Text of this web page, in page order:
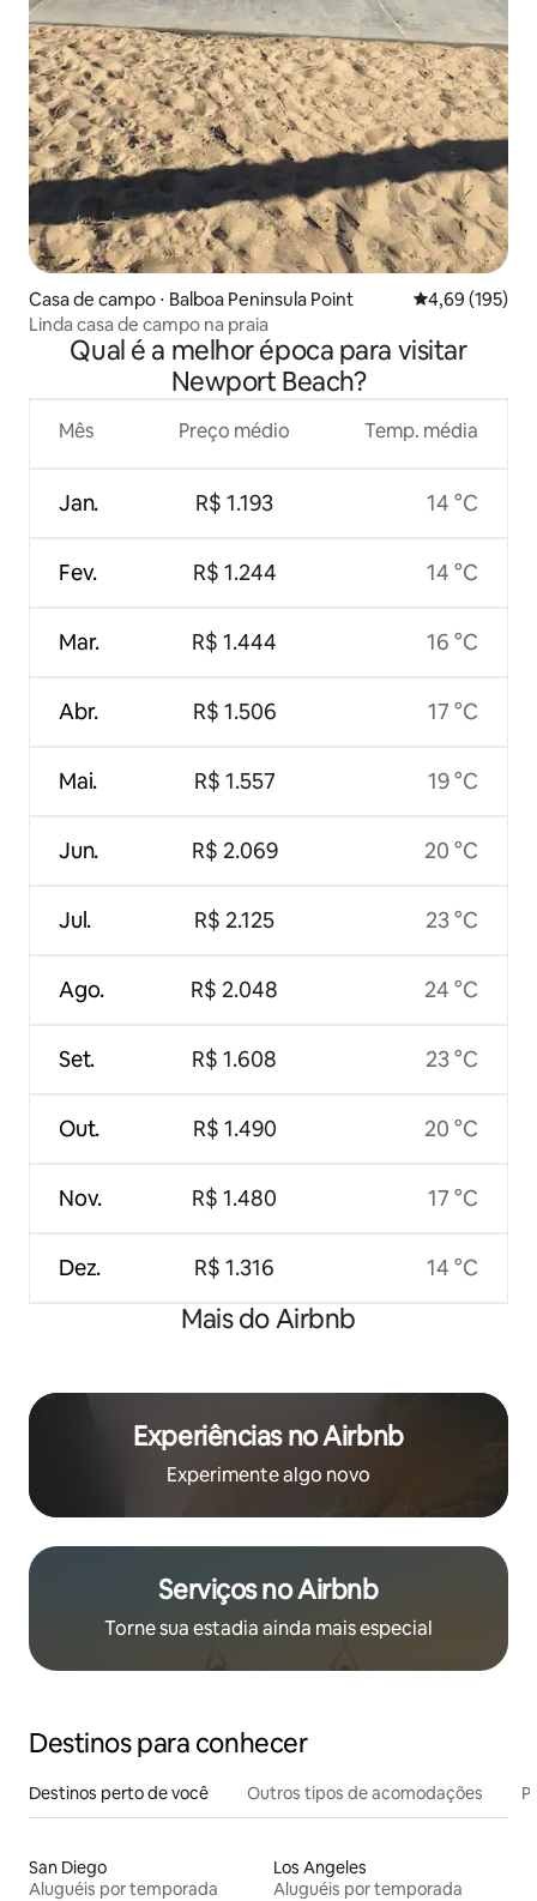
Casa de campo ⋅ Balboa Peninsula Point 4,69 de uma
4,69 (195)
Linda casa de campo na praia
Qual é a melhor época para visitar
Newport Beach?
Mês
Jan.
Fev.
Mar.
Abr.
Mai.
Jun.
Jul.
Ago.
Set.
Out.
Nov.
Dez.
Preço médio
R$ 1.193
R$ 1.244
R$ 1.444
R$ 1.506
R$ 1.557
R$ 2.069
R$ 2.125
R$ 2.048
R$ 1.608
R$ 1.490
R$ 1.480
R$ 1.316
Temp. média
14 °C
14 °C
16 °C
17 °C
19 °C
20 °C
23 °C
24 °C
23 °C
20 °C
17 °C
14 °C
Mais do Airbnb
Experiências no Airbnb
Experimente algo novo
Serviços no Airbnb
Torne sua estadia ainda mais especial
Destinos para conhecer
Destinos perto de você Outros tipos de acomodações
San Diego
Aluguéis por temporada
Los Angeles
Aluguéis por temporada